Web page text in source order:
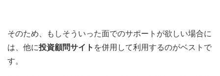
そのため、もしそういった面でのサポートが欲しい場合に
は、他に投資顧問サイト を併用して利用するのがベストで
す。